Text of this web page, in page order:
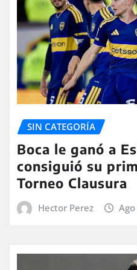
SIN CATEGORÍA
Boca le ganó a
consiguió su
Torneo Clausura
Hector Perez